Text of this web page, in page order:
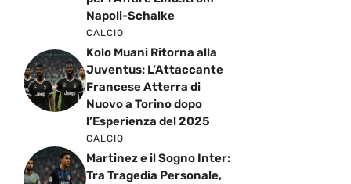
Napoli-Schalke
CALCIO
Kolo Muani Ritorna alla
Juventus: L’Attaccante
Francese Atterra di
Nuovo a Torino dopo
l’Esperienza del 2025
CALCIO
Martinez e il Sogno Inter:
Tra Tragedia Personale,